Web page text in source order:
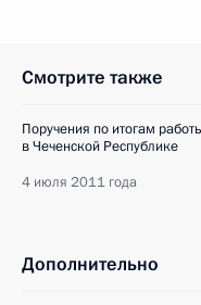
Смотрите также
Поручения по итогам
в Чеченской Республике
4 июля 2011 года
Дополнительно